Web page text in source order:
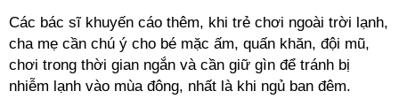
Các bác sĩ khuyến cáo thêm, khi trẻ chơi ngoài trời lạnh,
cha mẹ cần chú ý cho bé mặc ấm, quấn khăn, đội mũ,
chơi trong thời gian ngắn và cần giữ gìn để tránh bị
nhiễm lạnh vào mùa đông, nhất là khi ngủ ban đêm.